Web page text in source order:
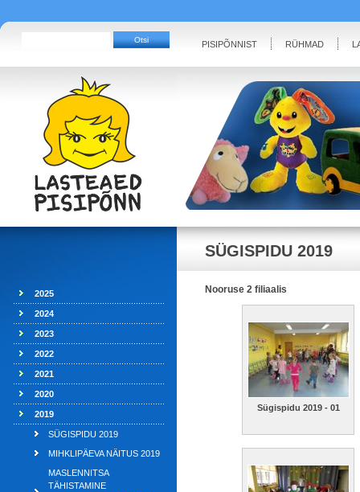
PISIPÕNNIST RÜHMAD
2025
2024
2023
2022
2021
2020
2019
SÜGISPIDU 2019
MIHKLIPÄEVA NÄITUS 2019
MASLENNITSA
TÄHISTAMINE
SÜGISPIDU 2019
Nooruse 2 filiaalis
Sügispidu 2019 - 01